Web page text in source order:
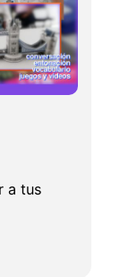
a tus